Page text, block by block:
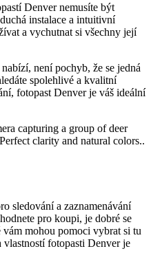
Denver nemusíte být
instalace a intuitivní
a vychutnat si všechny její
není pochyb, že se jedná
spolehlivé a kvalitní
fotopast Denver je váš ideální
sledování a zaznamenávání
pro koupi, je dobré se
vám mohou pomoci vybrat si tu
vlastností fotopasti Denver je